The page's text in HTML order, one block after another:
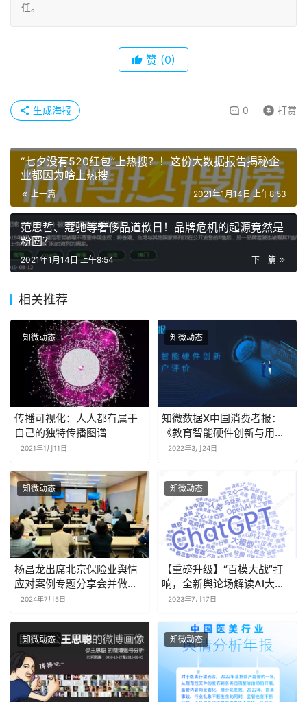
任。
赞 (0)
0 打赏
生成海报
“七夕没有520红包”上热搜？！这份大数据报告揭秘企
业都因为啥上热搜
上一篇 2021年1月14日 上午8:53
范思哲、蔻驰等奢侈品道歉日！品牌危机的起源竟然是
粉圈？
下一篇
2021年1月14日 上午8:54
相关推荐
知微动态
传播可视化：人人都有属于
自己的独特传播图谱
2021年1月11日
知微动态
知微数据X中国消费者报：
《教育智能硬件创新与用户
评价报告》
2022年3月24日
知微动态
杨昌龙出席北京保险业舆情
应对案例专题分享会并做专
题分享
2024年7月5日
知微动态
【重磅升级】“百模大战”打
响，全新舆论场解读AI大模
型热潮
2023年7月17日
知微动态 知微动态